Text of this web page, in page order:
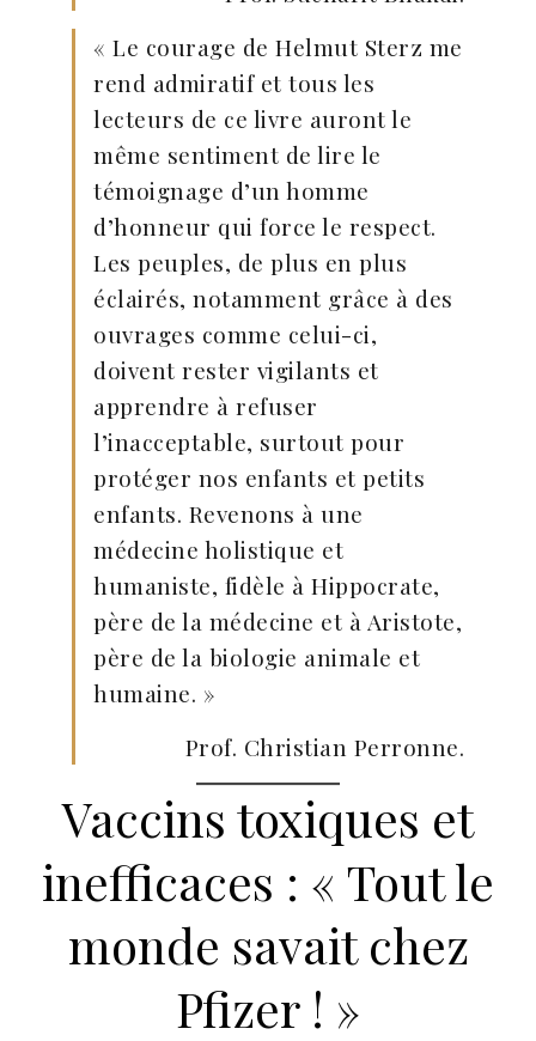
« Le courage de Helmut Sterz me
rend admiratif et tous les
lecteurs de ce livre auront le
même sentiment de lire le
témoignage d’un homme
d’honneur qui force le respect.
Les peuples, de plus en plus
éclairés, notamment grâce à des
ouvrages comme celui-ci,
doivent rester vigilants et
apprendre à refuser
l’inacceptable, surtout pour
protéger nos enfants et petits
enfants. Revenons à une
médecine holistique et
humaniste, fidèle à Hippocrate,
père de la médecine et à Aristote,
père de la biologie animale et
humaine. »
Prof. Christian Perronne.
Vaccins toxiques et
inefficaces : « Tout le
monde savait chez
Pfizer ! »